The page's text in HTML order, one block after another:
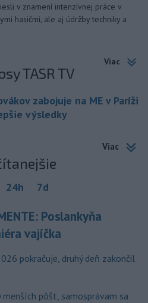
v znamení intenzívnej práce v
hasičmi, ale aj údržby techniky a
Viac
TASR TV
zabojuje na ME v Paríži
výsledky
Viac
24h 7d
Poslankyňa
vajíčka
pokračuje, druhý deň zakončil
pôšt, samosprávam sa